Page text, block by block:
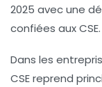
2025 avec une
confiées aux CSE.
Dans les
CSE reprend